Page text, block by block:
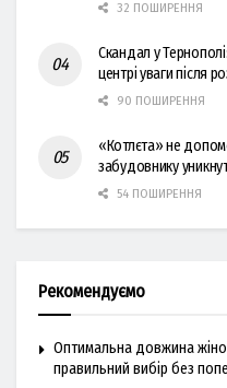
32 ПОШИРЕННЯ
Скандал у
центрі уваги після
90 ПОШИРЕННЯ
«Котлєта» не
забудовнику
54 ПОШИРЕННЯ
Рекомендуємо
Оптимальна довжина
правильний вибір без